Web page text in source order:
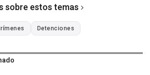
sobre estos temas
Detenciones